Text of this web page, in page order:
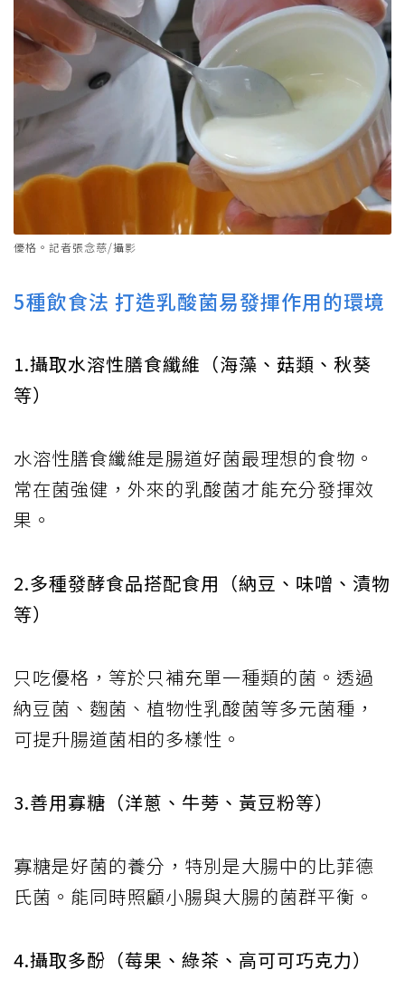
優格。記者張念慈/攝影
5種飲食法 打造乳酸菌易發揮作用的環境
1.攝取水溶性膳食纖維（海藻、菇類、秋葵
等）
水溶性膳食纖維是腸道好菌最理想的食物。
常在菌強健，外來的乳酸菌才能充分發揮效
果。
2.多種發酵食品搭配食用（納豆、味噌、漬物
等）
只吃優格，等於只補充單一種類的菌。透過
納豆菌、麴菌、植物性乳酸菌等多元菌種，
可提升腸道菌相的多樣性。
3.善用寡糖（洋蔥、牛蒡、黃豆粉等）
寡糖是好菌的養分，特別是大腸中的比菲德
氏菌。能同時照顧小腸與大腸的菌群平衡。
4.攝取多酚（莓果、綠茶、高可可巧克力）